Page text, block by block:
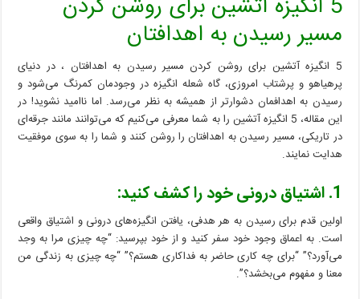
آتشین
برای
روشن
کردن
مسیر
رسیدن
به
اهدافتان
5 انگیزه آتشین برای روشن کردن
مسیر رسیدن به اهدافتان
5 انگیزه آتشین برای روشن کردن مسیر رسیدن به اهدافتان ، در دنیای
پرهیاهو و پرشتاب امروزی، گاه شعله انگیزه در وجودمان کمرنگ می‌شود و
رسیدن به اهدافمان دشوارتر از همیشه به نظر می‌رسد. اما ناامید نشوید! در
این مقاله، 5 انگیزه آتشین را به شما معرفی می‌کنیم که می‌توانند مانند جرقه‌ای
در تاریکی، مسیر رسیدن به اهدافتان را روشن کنند و شما را به سوی موفقیت
هدایت نمایند.
1. اشتیاق درونی خود را کشف کنید:
اولین قدم برای رسیدن به هر هدفی، یافتن انگیزه‌های درونی و اشتیاق واقعی
است. به اعماق وجود خود سفر کنید و از خود بپرسید: “چه چیزی مرا به وجد
می‌آورد؟” “برای چه کاری حاضر به فداکاری هستم؟” “چه چیزی به زندگی من
معنا و مفهوم می‌بخشد؟”.